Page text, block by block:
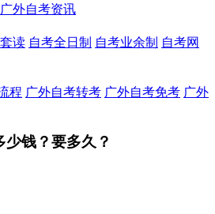
广外自考资讯
读 自考全日制 自考业余制 自考网
程 广外自考转考 广外自考免考 广外
少钱？要多久？